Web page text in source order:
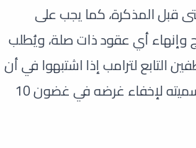
قبل المذكرة، كما يجب على
وإنهاء أي عقود ذات صلة، ويُطلب
التابع لترامب إذا اشتبهوا في أن
أي برنامج مرتبط بالتنوع والإنصاف والإدماج قد تمت إعادة تسميته لإخفاء غرضه في غضون 10